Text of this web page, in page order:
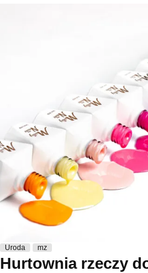
Uroda mz
Hurtownia rzeczy